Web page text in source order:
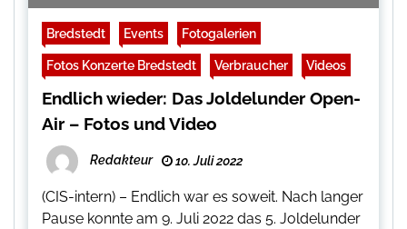
Bredstedt Events Fotogalerien
Fotos Konzerte Bredstedt Verbraucher Videos
Endlich wieder: Das Joldelunder Open-
Air – Fotos und Video
Redakteur 10. Juli 2022
(CIS-intern) – Endlich war es soweit. Nach langer
Pause konnte am 9. Juli 2022 das 5. Joldelunder